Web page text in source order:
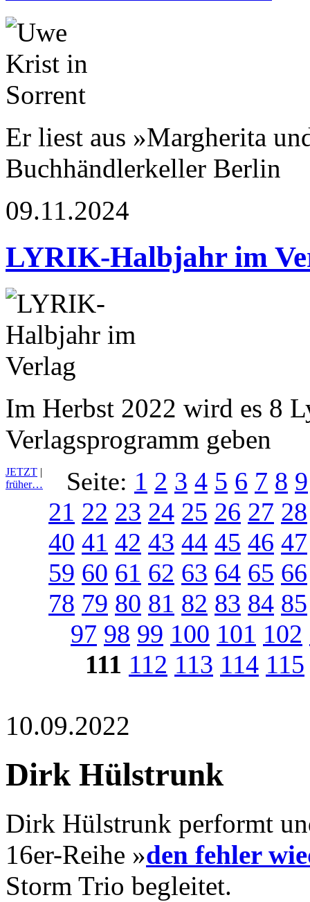
Er liest aus »Margherita
Buchhändlerkeller Berlin
09.11.2024
LYRIK-Halbjahr im
Im Herbst 2022 wird es 8
Verlagsprogramm geben
JETZT |
früher…
Seite: 1 2 3 4 5 6 7 8 9
21 22 23 24 25 26 27 28
40 41 42 43 44 45 46 47
59 60 61 62 63 64 65 66
78 79 80 81 82 83 84 85
97 98 99 100 101 102
111 112 113 114 115
10.09.2022
Dirk Hülstrunk
Dirk Hülstrunk performt
16er-Reihe »den fehler
Storm Trio begleitet.